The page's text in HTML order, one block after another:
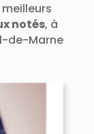
notés, à
de-Marne